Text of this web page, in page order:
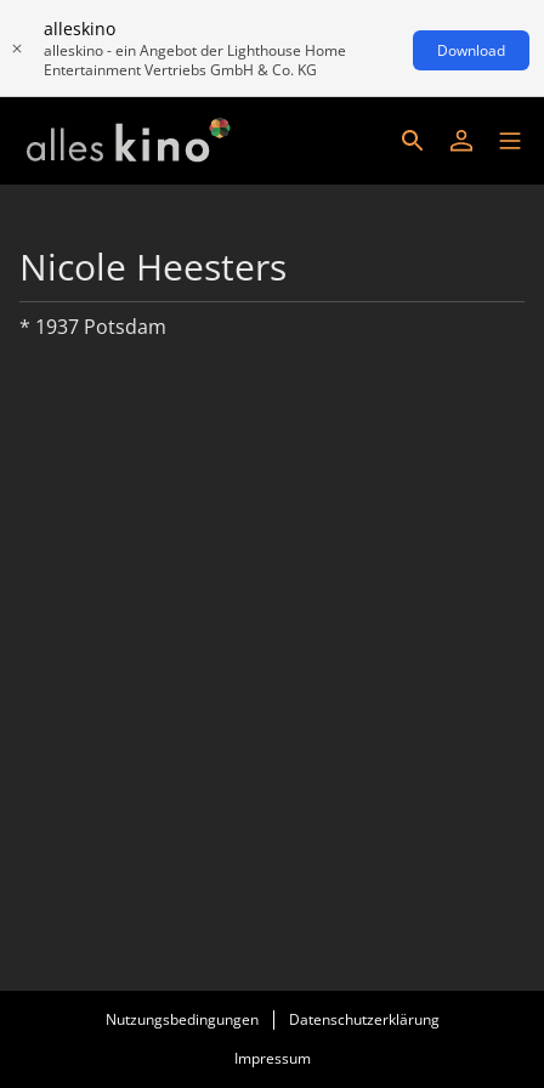
alleskino
alleskino - ein Angebot der Lighthouse Home
Entertainment Vertriebs GmbH & Co. KG
Download
Nicole Heesters
* 1937 Potsdam
Nutzungsbedingungen
Datenschutzerklärung
Impressum